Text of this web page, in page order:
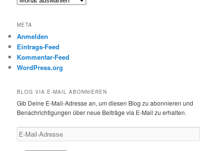
META
Anmelden
Eintrags-Feed
Kommentar-Feed
WordPress.org
BLOG VIA E-MAIL ABONNIEREN
Gib Deine E-Mail-Adresse an, um diesen Blog zu abonnieren und
Benachrichtigungen über neue Beiträge via E-Mail zu erhalten.
E-
Mail-